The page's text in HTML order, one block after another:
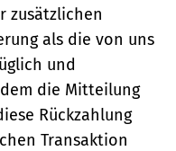
zusätzlichen
als die von uns
und
die Mitteilung
Rückzahlung
Transaktion